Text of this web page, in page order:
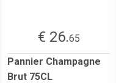
€ 26.65
Pannier Champagne
Brut 75CL